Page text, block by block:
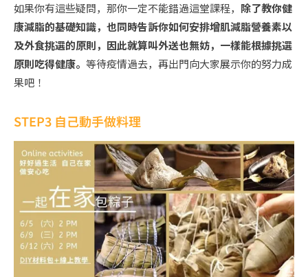
如果你有這些疑問，那你一定不能錯過這堂課程， 除了教你健
康減脂的基礎知識，也同時告訴你如何安排增肌減脂營養素以
及外食挑選的原則，因此就算叫外送也無妨，一樣能根據挑選
原則吃得健康。 等待疫情過去，再出門向大家展示你的努力成
果吧！
STEP3 自己動手做料理